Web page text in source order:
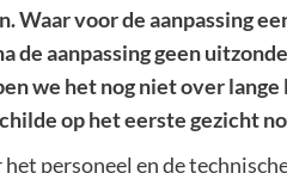
Waar voor de aanpassing
de aanpassing geen
we het nog niet over
op het eerste gezicht
het personeel en de